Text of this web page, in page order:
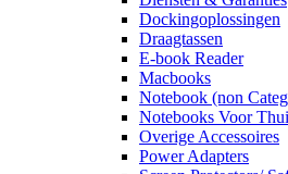
Dockingoplossingen
Draagtassen
E-book Reader
Macbooks
Notebook (non
Notebooks Voor
Overige Accessoires
Power Adapters